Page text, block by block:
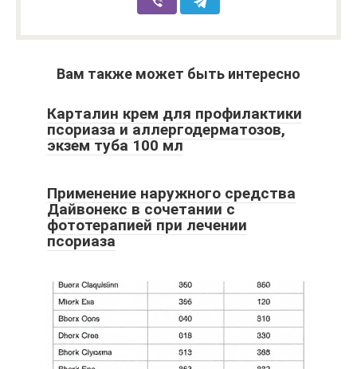
Вам также может быть интересно
Карталин крем для профилактики
псориаза и аллергодерматозов,
экзем туба 100 мл
Применение наружного средства
Дайвонекс в сочетании с
фототерапией при лечении
псориаза